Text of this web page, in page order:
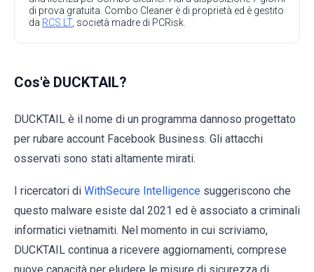
di prova gratuita. Combo Cleaner è di proprietà ed è gestito
da RCS LT, società madre di PCRisk.
Cos'è DUCKTAIL?
DUCKTAIL è il nome di un programma dannoso progettato
per rubare account Facebook Business. Gli attacchi
osservati sono stati altamente mirati.
I ricercatori di WithSecure Intelligence suggeriscono che
questo malware esiste dal 2021 ed è associato a criminali
informatici vietnamiti. Nel momento in cui scriviamo,
DUCKTAIL continua a ricevere aggiornamenti, comprese